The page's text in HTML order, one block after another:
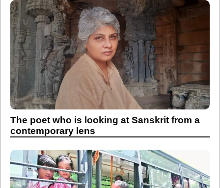
The poet who is looking at Sanskrit from a
contemporary lens